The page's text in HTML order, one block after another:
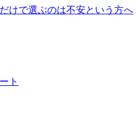
けで選ぶのは不安という方へ
ト